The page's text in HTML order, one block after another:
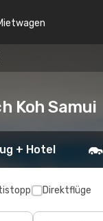
Koh Samui
+ Hotel
Direktflüge